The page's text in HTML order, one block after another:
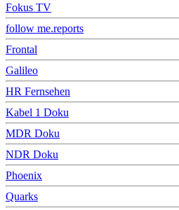
Fokus TV
follow me.reports
Frontal
Galileo
HR Fernsehen
Kabel 1 Doku
MDR Doku
NDR Doku
Phoenix
Quarks